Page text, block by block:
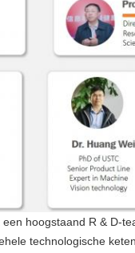
hoogstaand R & D-
technologische